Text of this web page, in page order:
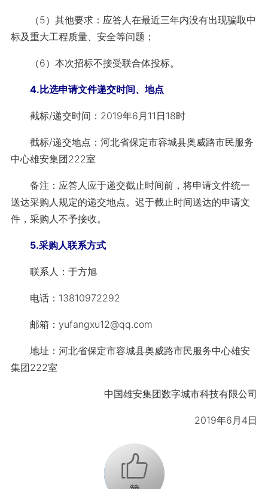
（5）其他要求：应答人在最近三年内没有出现骗取中
标及重大工程质量、安全等问题；
（6）本次招标不接受联合体投标。
4.比选申请文件递交时间、地点
截标/递交时间：2019年6月11日18时
截标/递交地点：河北省保定市容城县奥威路市民服务
中心雄安集团222室
备注：应答人应于递交截止时间前，将申请文件统一
送达采购人规定的递交地点。迟于截止时间送达的申请文
件，采购人不予接收。
5.采购人联系方式
联系人：于方旭
电话：13810972292
邮箱：yufangxu12@qq.com
地址：河北省保定市容城县奥威路市民服务中心雄安
集团222室
中国雄安集团数字城市科技有限公司
2019年6月4日
+1